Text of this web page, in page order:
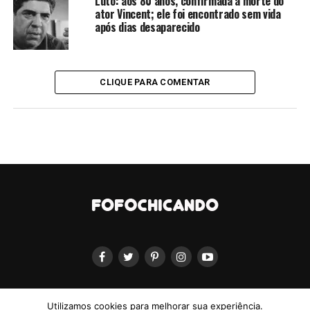
ator Vincent; ele foi encontrado sem vida
após dias desaparecido
CLIQUE PARA COMENTAR
Utilizamos cookies para melhorar sua experiência.